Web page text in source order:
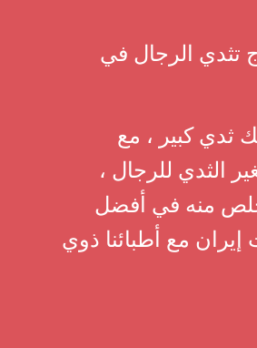
تثدي الرجال في
ثدي كبير ، مع
الثدي للرجال ،
منه في أفضل
مع أطبائنا ذوي